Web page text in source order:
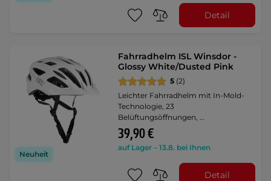
Detail
Neuheit
Fahrradhelm ISL Winsdor -
Glossy White/Dusted Pink
5 (2)
Leichter Fahrradhelm mit In-Mold-
Technologie, 23
Belüftungsöffnungen, …
39,90 €
auf Lager – 13.8. bei Ihnen
Detail